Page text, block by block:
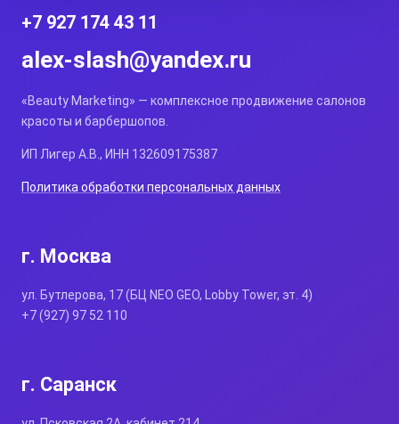
+7 927 174 43 11
alex-slash@yandex.ru
«Beauty Marketing» — комплексное продвижение салонов
красоты и барбершопов.
ИП Лигер А.В., ИНН 132609175387
Политика обработки персональных данных
г. Москва
ул. Бутлерова, 17 (БЦ NEO GEO, Lobby Tower, эт. 4)
+7 (927) 97 52 110
г. Саранск